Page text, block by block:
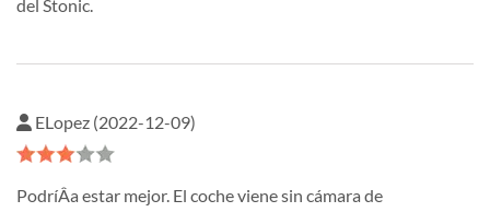
del Stonic.
ELopez (2022-12-09)
PodríÂ­a estar mejor. El coche viene sin cámara de